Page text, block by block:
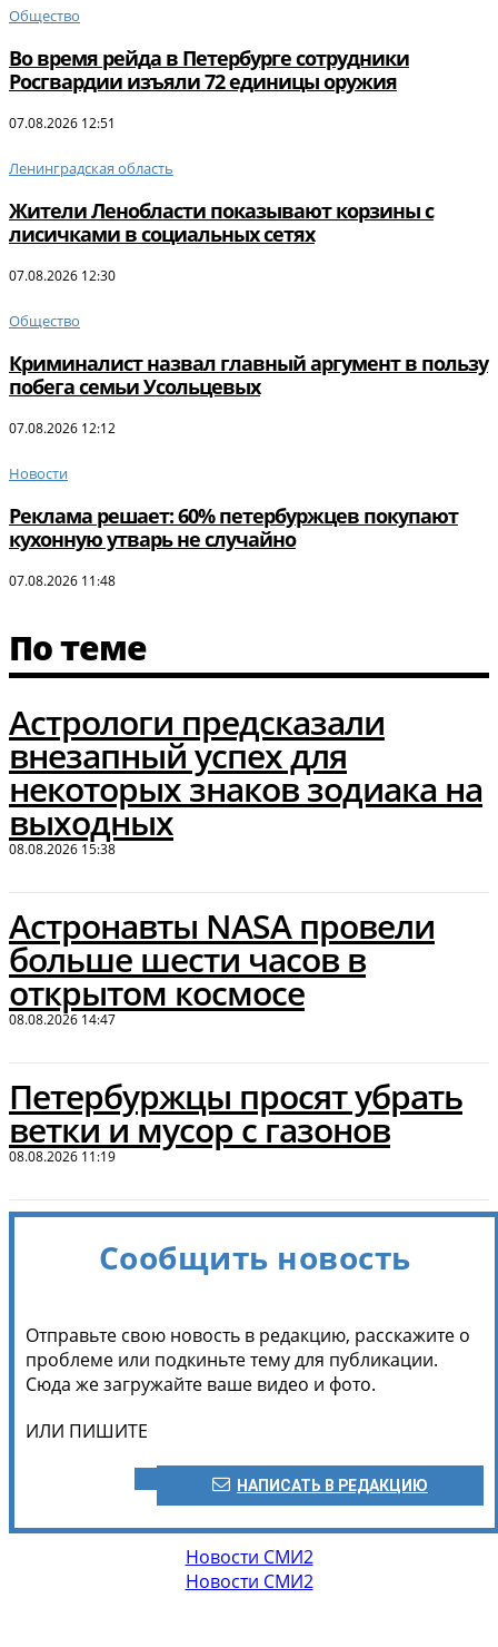
Общество
Во время рейда в Петербурге сотрудники
Росгвардии изъяли 72 единицы оружия
07.08.2026 12:51
Ленинградская область
Жители Ленобласти показывают корзины с
лисичками в социальных сетях
07.08.2026 12:30
Общество
Криминалист назвал главный аргумент в пользу
побега семьи Усольцевых
07.08.2026 12:12
Новости
Реклама решает: 60% петербуржцев покупают
кухонную утварь не случайно
07.08.2026 11:48
По теме
Астрологи предсказали
внезапный успех для
некоторых знаков зодиака на
выходных
08.08.2026 15:38
Астронавты NASA провели
больше шести часов в
открытом космосе
08.08.2026 14:47
Петербуржцы просят убрать
ветки и мусор с газонов
08.08.2026 11:19
Сообщить новость
Отправьте свою новость в редакцию, расскажите о
проблеме или подкиньте тему для публикации.
Сюда же загружайте ваше видео и фото.
ИЛИ ПИШИТЕ
НАПИСАТЬ В РЕДАКЦИЮ
Новости СМИ2
Новости СМИ2